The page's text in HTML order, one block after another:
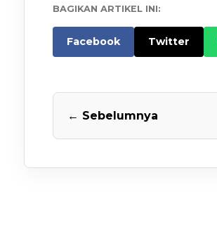
BAGIKAN ARTIKEL INI:
Facebook Twitter
← Sebelumnya